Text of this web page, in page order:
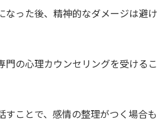
なった後、精神的なダメージは避け
門の心理カウンセリングを受けるこ
すことで、感情の整理がつく場合も